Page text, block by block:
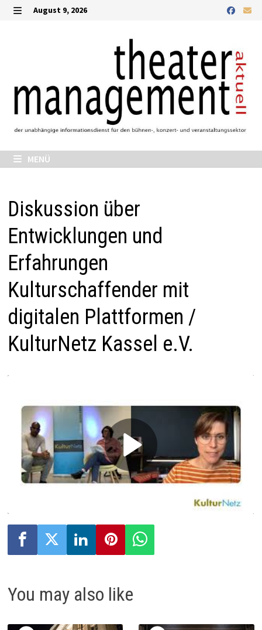
Zurück
August 9, 2026
MENÜ
Diskussion über
Entwicklungen und
Erfahrungen
Kulturschaffender mit
digitalen Plattformen /
KulturNetz Kassel e.V.
P
l
y
i
You may also like